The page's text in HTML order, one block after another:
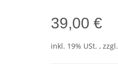
39,00 €
inkl. 19% USt. , zzgl.